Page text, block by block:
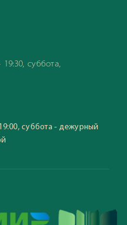
суббота,
суббота - дежурный